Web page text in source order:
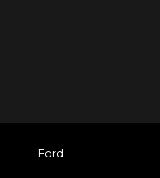
Ford